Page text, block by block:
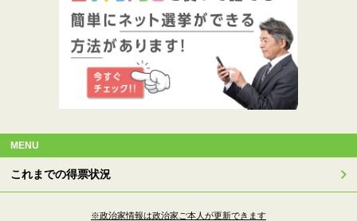
MENU
これまでの得票状況
※政治家情報は政治家ご本人が更新できます